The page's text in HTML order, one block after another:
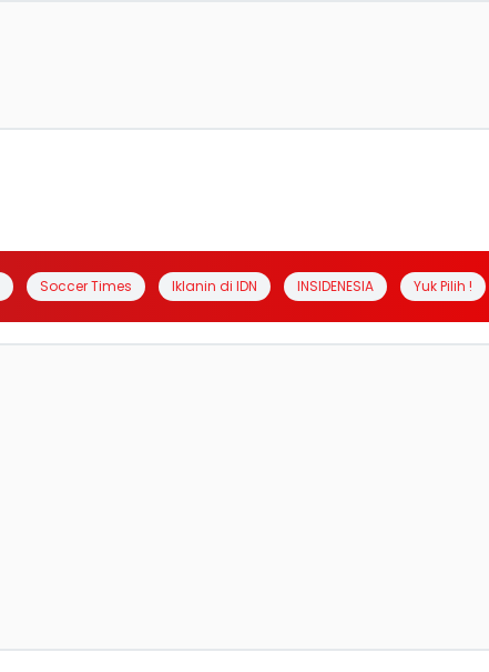
Soccer Times Iklanin di IDN INSIDENESIA Yuk Pilih !